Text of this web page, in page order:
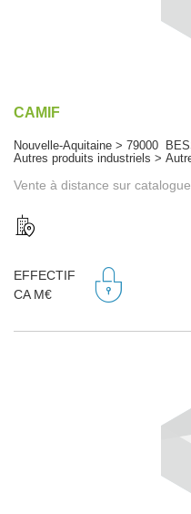
CAMIF
Nouvelle-Aquitaine > 79000
Autres produits industriels >
Vente à distance sur
EFFECTIF
CA M€